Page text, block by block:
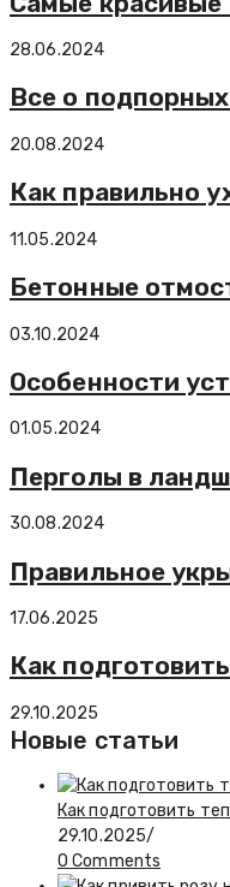
28.06.2024
Все о
20.08.2024
Как правильно
11.05.2024
Бетонные
03.10.2024
Особенности
01.05.2024
Перголы в
30.08.2024
Правильное
17.06.2025
Как
29.10.2025
Новые статьи
Как подготовить
29.10.2025/
0 Comments